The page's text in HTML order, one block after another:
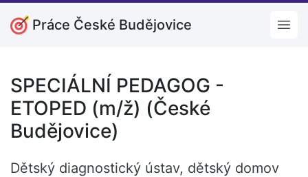
Práce České Budějovice
SPECIÁLNÍ PEDAGOG -
ETOPED (m/ž) (České
Budějovice)
Dětský diagnostický ústav, dětský domov